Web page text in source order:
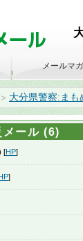
> 大分県警察:まも
メールマ
メール (6)
[HP]
HP]